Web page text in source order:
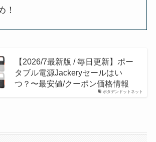
！
ポタデンドットネット
【2026/7最新版 / 毎日更新】ポー
タブル電源Jackeryセールはい
つ？〜最安値/クーポン価格情報